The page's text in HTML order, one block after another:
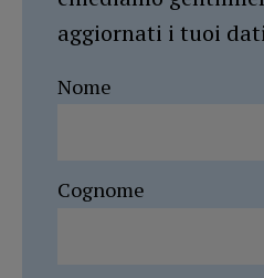
aggiornati i tuoi
Nome
Cognome